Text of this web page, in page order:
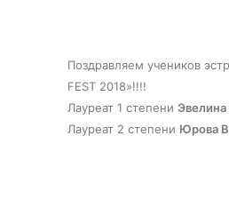
Поздравляем учеников
FEST 2018»!!!!
Лауреат 1 степени
Лауреат 2 степени Юрова